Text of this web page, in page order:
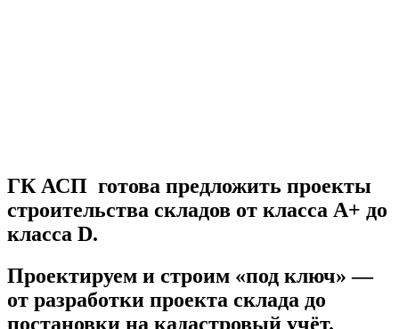
ГК АСП готова предложить проекты
строительства складов от класса А+ до
класса D.
Проектируем и строим «под ключ» —
от разработки проекта склада до
постановки на кадастровый учёт.